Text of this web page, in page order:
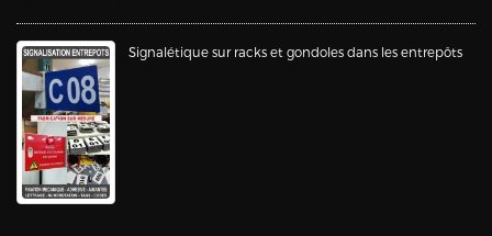
Signalétique sur racks et gondoles dans les entrepôts